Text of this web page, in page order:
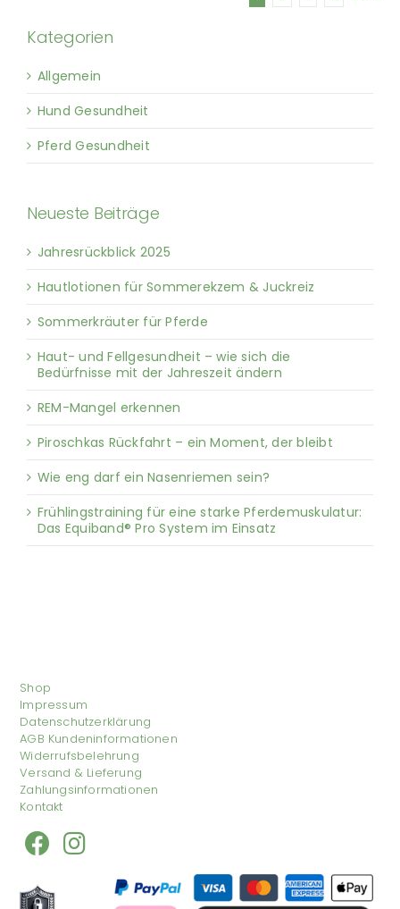
Kategorien
Allgemein
Hund Gesundheit
Pferd Gesundheit
Neueste Beiträge
Jahresrückblick 2025
Hautlotionen für Sommerekzem & Juckreiz
Sommerkräuter für Pferde
Haut- und Fellgesundheit – wie sich die
Bedürfnisse mit der Jahreszeit ändern
REM-Mangel erkennen
Piroschkas Rückfahrt – ein Moment, der bleibt
Wie eng darf ein Nasenriemen sein?
Frühlingstraining für eine starke Pferdemuskulatur:
Das Equiband® Pro System im Einsatz
Shop
Impressum
Datenschutzerklärung
AGB Kundeninformationen
Widerrufsbelehrung
Versand & Lieferung
Zahlungsinformationen
Kontakt